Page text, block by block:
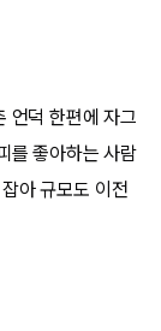
언덕 한편에 자그
를 좋아하는 사람
아 규모도 이전